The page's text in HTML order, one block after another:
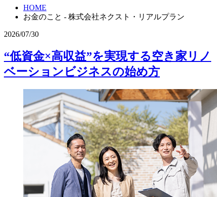
HOME
お金のこと - 株式会社ネクスト・リアルプラン
2026/07/30
“低資金×高収益”を実現する空き家リノ
ベーションビジネスの始め方